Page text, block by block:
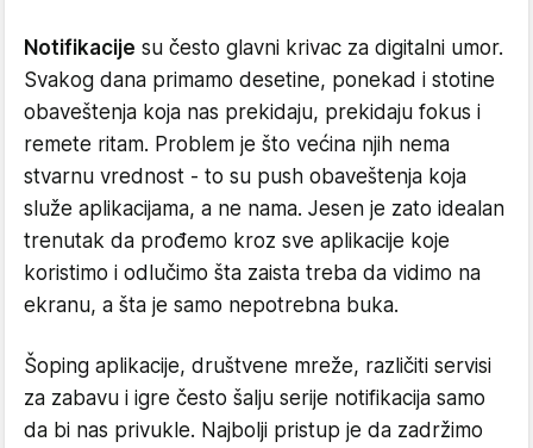
Notifikacije su često glavni krivac za digitalni umor.
Svakog dana primamo desetine, ponekad i stotine
obaveštenja koja nas prekidaju, prekidaju fokus i
remete ritam. Problem je što većina njih nema
stvarnu vrednost - to su push obaveštenja koja
služe aplikacijama, a ne nama. Jesen je zato idealan
trenutak da prođemo kroz sve aplikacije koje
koristimo i odlučimo šta zaista treba da vidimo na
ekranu, a šta je samo nepotrebna buka.
Šoping aplikacije, društvene mreže, različiti servisi
za zabavu i igre često šalju serije notifikacija samo
da bi nas privukle. Najbolji pristup je da zadržimo